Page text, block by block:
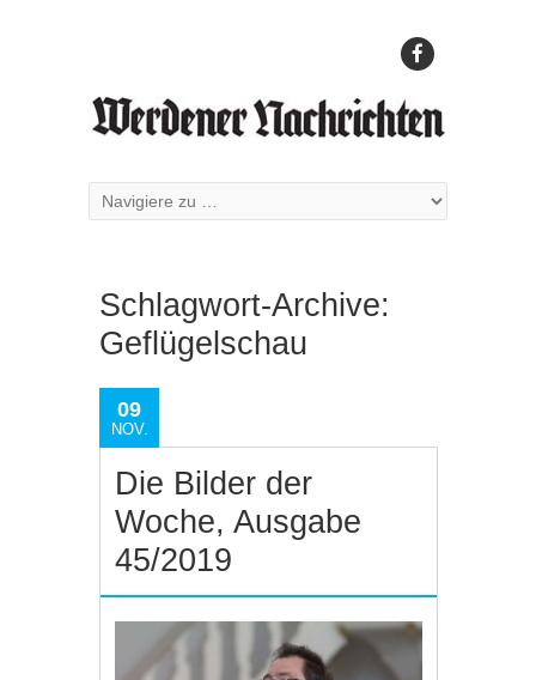
Schlagwort-Archive:
Geflügelschau
09
NOV.
Die Bilder der
Woche, Ausgabe
45/2019